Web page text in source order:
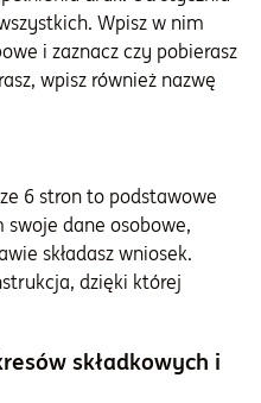
Wpisz w nim
i zaznacz czy pobierasz
wpisz również nazwę
6 stron to podstawowe
dane osobowe,
składasz wniosek.
dzięki której
składkowych i